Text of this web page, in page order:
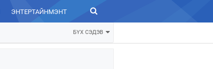
ЭНТЕРТАЙНМЭНТ ЗУРХАЙ
БҮХ СЭДЭВ